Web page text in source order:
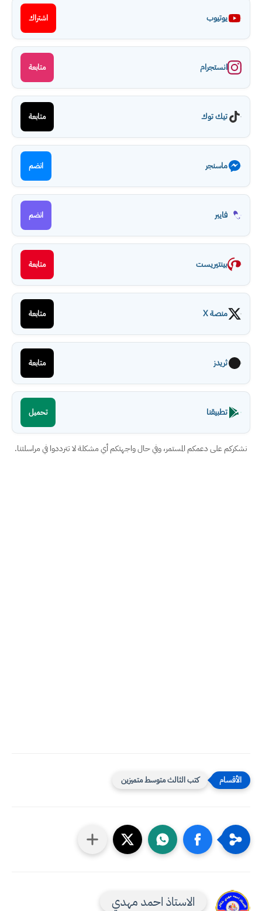
يوتيوب اشتراك
انستجرام متابعة
تيك توك متابعة
ماسنجر انضم
فايبر انضم
بينتيريست متابعة
منصة X متابعة
ثريدز متابعة
تطبيقنا تحميل
نشكركم على دعمكم المستمر، وفي حال واجهتكم أي مشكلة لا تترددوا في مراسلتنا.
كتب الثالث متوسط متميزين
الاستاذ احمد مهدي